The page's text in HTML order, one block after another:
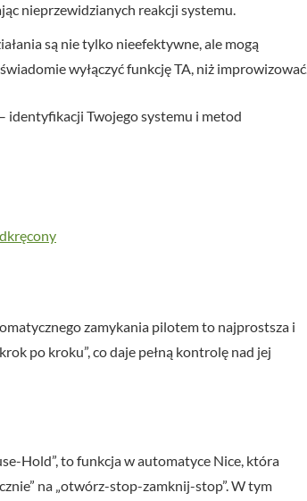
nieprzewidzianych reakcji systemu.
są nie tylko nieefektywne, ale mogą
wyłączyć funkcję TA, niż
identyfikacji Twojego systemu i metod
zamykania pilotem to najprostsza i
po kroku”, co daje pełną kontrolę nad jej
Hold”, to funkcja w automatyce Nice, która
na „otwórz-stop-zamknij-stop”. W tym